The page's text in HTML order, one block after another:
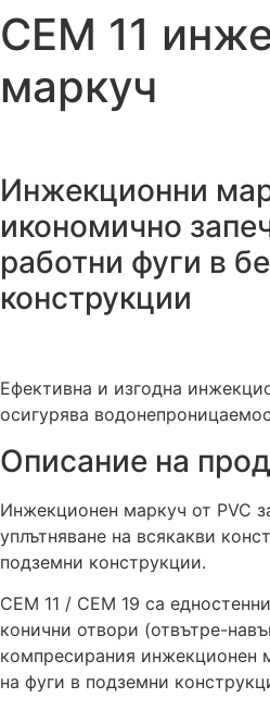
CEM 11
маркуч
Инжекционни
икономично
работни фуги в
конструкции
Ефективна и изгодна
осигурява
Описание на
Инжекционен маркуч от PVC
уплътняване на всякакви
подземни конструкции.
CEM 11 / CEM 19 са
конични отвори (отвътре-
компресирания инжекционен
на фуги в подземни